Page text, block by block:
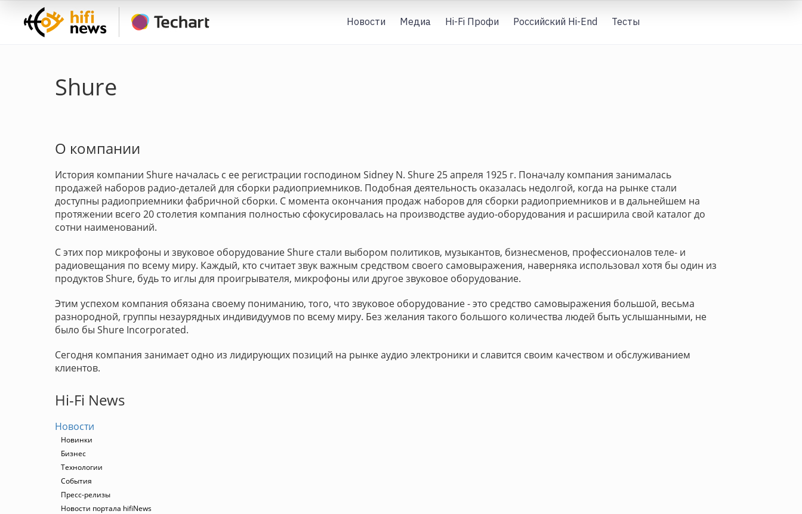
Новости Медиа Hi-Fi Профи Российский Hi-End Тесты
Shure
О компании
История компании Shure началась с ее регистрации господином Sidney N. Shure 25 апреля 1925 г. Поначалу компания занималась
продажей наборов радио-деталей для сборки радиоприемников. Подобная деятельность оказалась недолгой, когда на рынке стали
доступны радиоприемники фабричной сборки. С момента окончания продаж наборов для сборки радиоприемников и в дальнейшем на
протяжении всего 20 столетия компания полностью сфокусировалась на производстве аудио-оборудования и расширила свой каталог до
сотни наименований.
С этих пор микрофоны и звуковое оборудование Shure стали выбором политиков, музыкантов, бизнесменов, профессионалов теле- и
радиовещания по всему миру. Каждый, кто считает звук важным средством своего самовыражения, наверняка использовал хотя бы один из
продуктов Shure, будь то иглы для проигрывателя, микрофоны или другое звуковое оборудование.
Этим успехом компания обязана своему пониманию, того, что звуковое оборудование - это средство самовыражения большой, весьма
разнородной, группы незаурядных индивидуумов по всему миру. Без желания такого большого количества людей быть услышанными, не
было бы Shure Incorporated.
Сегодня компания занимает одно из лидирующих позиций на рынке аудио электроники и славится своим качеством и обслуживанием
клиентов.
Hi-Fi News
Новости
Новинки
Бизнес
Технологии
События
Пресс-релизы
Новости портала hifiNews